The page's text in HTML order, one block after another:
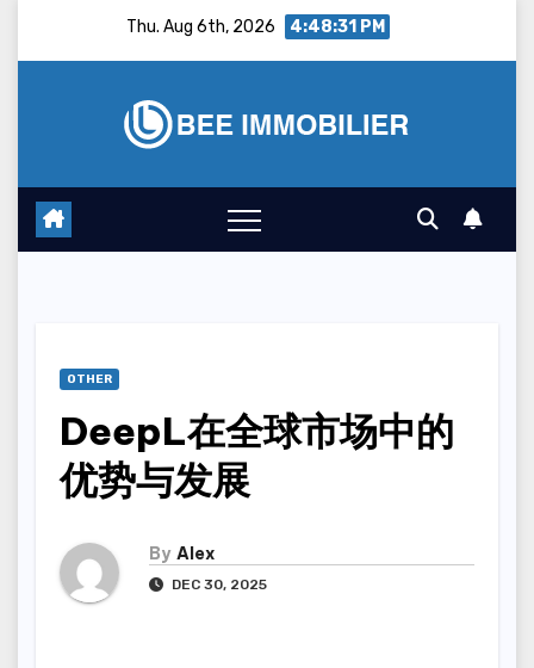
Thu. Aug 6th, 2026 4:48:32 PM
OTHER
DeepL在全球市场中的
优势与发展
By Alex
DEC 30, 2025